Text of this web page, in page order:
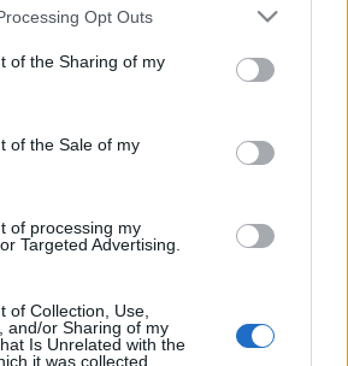
Opt Outs
of the Sharing of my
of the Sale of my
of processing my
Targeted Advertising.
of Collection, Use,
and/or Sharing of my
Is Unrelated with the
it was collected.
eseményekben, cikkekben.
és Ifjúsági Népművészeti
kitüntetett Bonis Bona A Nemzet
és koreográfus. A Népművészet
táncos, az Örökség Nemzeti